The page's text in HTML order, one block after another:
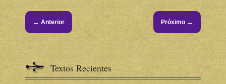
← Anterior Próximo →
Textos Recientes